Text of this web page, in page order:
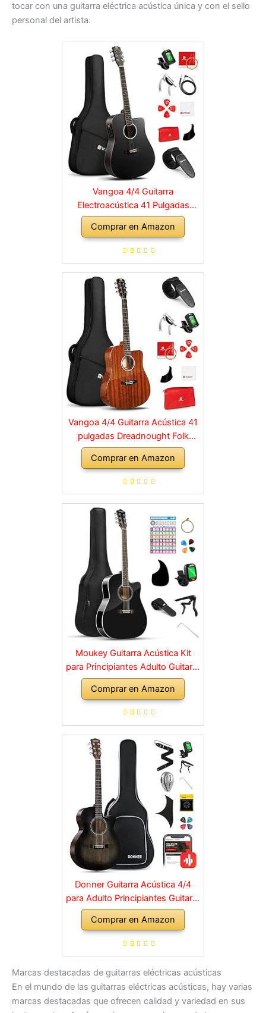
tocar con una guitarra eléctrica acústica única y con el sello
personal del artista.
Vangoa 4/4 Guitarra
Electroacústica 41 Pulgadas
Cutaway Guitarras Acústicas con
Cuerdas Metálicas, Ecualizador
de 4 bandas, Kits Para
Comprar en Amazon
Vangoa 4/4 Guitarra Acústica 41
pulgadas Dreadnought Folk
Guitarra Cutaway Guitarras con
Cuerdas Metálicas, Kits para
Principiantes, Marrón
Comprar en Amazon
Moukey Guitarra Acústica Kit
para Principiantes Adulto Guitarra
Clásica 4/4 Cutaway 41 Pulgadas
con Póster de Acordes Negro
Comprar en Amazon
Donner Guitarra Acústica 4/4
para Adulto Principiantes Guitarra
Kit Mini Jumbo Cutaway 40
Pulgadas con Pickup Bolsa
Cuerda Afinador Negro
Comprar en Amazon
Marcas destacadas de guitarras eléctricas acústicas
En el mundo de las guitarras eléctricas acústicas, hay varias
marcas destacadas que ofrecen calidad y variedad en sus